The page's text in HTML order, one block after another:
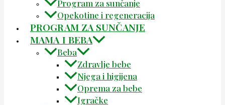
Program za sunčanje
Opekotine i regeneracija
PROGRAM ZA SUNČANJE
MAMA I BEBA
Beba
Zdravlje bebe
Njega i higijena
Oprema za bebe
Igračke